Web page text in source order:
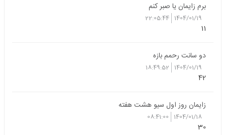
برم زایمان یا صبر کنم
1404/01/19
22:05:44
11
دو سانت رحمم بازه
1404/01/19
18:49:52
42
زایمان روز اول سیو هشت هفته
1404/01/18
08:41:00
30